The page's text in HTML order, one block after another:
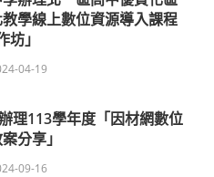
學線上數位資源導入課程
坊」
04-19
理113學年度「因材網數位
分享」
09-16